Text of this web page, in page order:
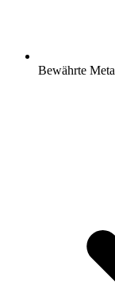
Bewährte